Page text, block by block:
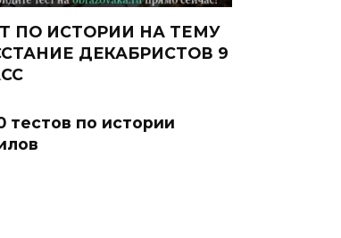
ПО ИСТОРИИ НА ТЕМУ
ДЕКАБРИСТОВ 9
тестов по истории